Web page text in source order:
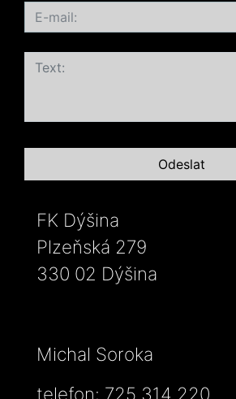
FK Dýšina
Plzeňská 279
330 02 Dýšina
Michal Soroka
telefon: 725 314 220